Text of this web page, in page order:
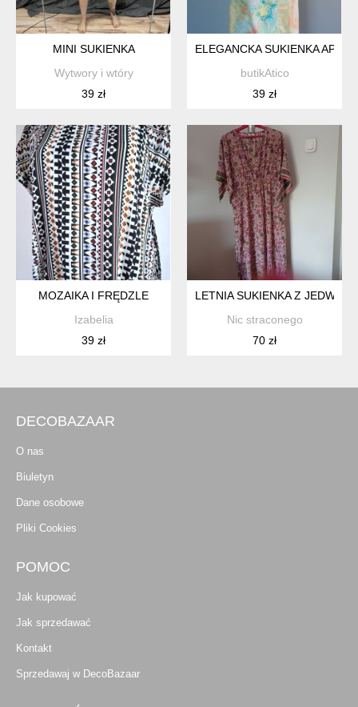
MINI SUKIENKA
Wytwory i wtóry
39 zł
ELEGANCKA SUKIENKA
butikAtico
39 zł
MOZAIKA I FRĘDZLE
Izabelia
39 zł
LETNIA SUKIENKA Z
Nic straconego
70 zł
DECOBAZAAR
O nas
Biuletyn
Dane osobowe
Pliki Cookies
POMOC
Jak kupować
Jak sprzedawać
Kontakt
Sprzedawaj w DecoBazaar